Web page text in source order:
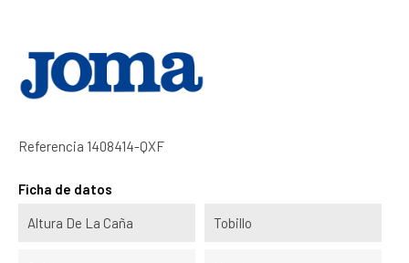
Referencia 1408414-QXF
Ficha de datos
Altura De La Caña Tobillo